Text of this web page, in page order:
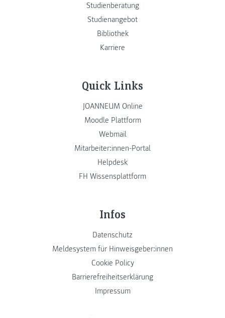
Studienberatung
Studienangebot
Bibliothek
Karriere
Quick Links
JOANNEUM Online
Moodle Plattform
Webmail
Mitarbeiter:innen-Portal
Helpdesk
FH Wissensplattform
Infos
Datenschutz
Meldesystem für Hinweisgeber:innen
Cookie Policy
Barrierefreiheitserklärung
Impressum